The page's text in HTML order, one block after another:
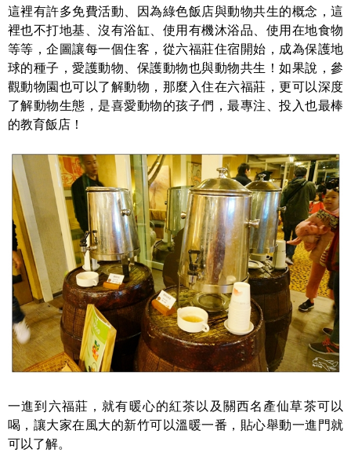
這裡有許多免費活動、因為綠色飯店與動物共生的概念，這
裡也不打地基、沒有浴缸、使用有機沐浴品、使用在地食物
等等，企圖讓每一個住客，從六福莊住宿開始，成為保護地
球的種子，愛護動物、保護動物也與動物共生！如果說，參
觀動物園也可以了解動物，那麼入住在六福莊，更可以深度
了解動物生態，是喜愛動物的孩子們，最專注、投入也最棒
的教育飯店！
一進到六福莊，就有暖心的紅茶以及關西名產仙草茶可以
喝，讓大家在風大的新竹可以溫暖一番，貼心舉動一進門就
可以了解。